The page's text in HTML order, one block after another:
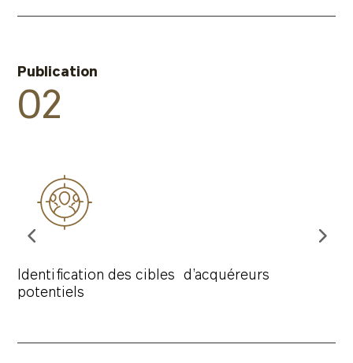
Publication
02
Identification des cibles d’acquéreurs
potentiels